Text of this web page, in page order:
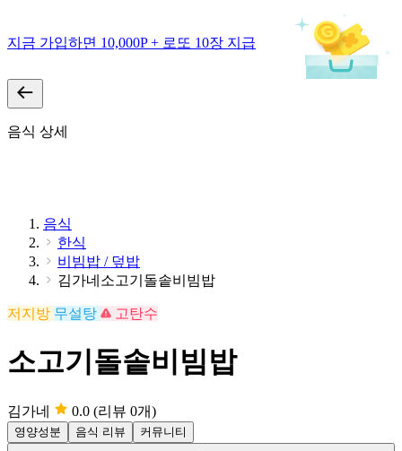
지금 가입하면 10,000P + 로또 10장 지급
음식 상세
음식
한식
비빔밥 / 덮밥
김가네소고기돌솥비빔밥
저지방 무설탕 고탄수
소고기돌솥비빔밥
김가네 0.0 (리뷰 0개)
영양성분 음식 리뷰 커뮤니티